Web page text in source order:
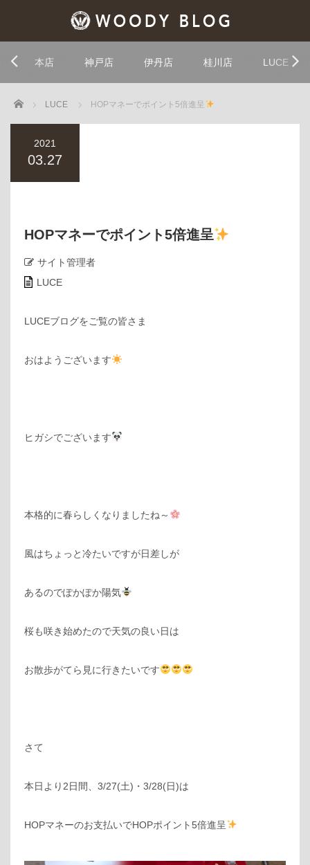
本店 神戸店 伊丹店 桂川店 LUCE
Home LUCE HOPマネーでポイント5倍進呈
2021
03.27
HOPマネーでポイント5倍進呈
サイト管理者
LUCE
LUCEブログをご覧の皆さま
おはようございます
ヒガシでございます
本格的に春らしくなりましたね～
風はちょっと冷たいですが日差しが
あるのでぽかぽか陽気
桜も咲き始めたので天気の良い日は
お散歩がてら見に行きたいです
さて
本日より2日間、3/27(土)・3/28(日)は
HOPマネーのお支払いでHOPポイント5倍進呈